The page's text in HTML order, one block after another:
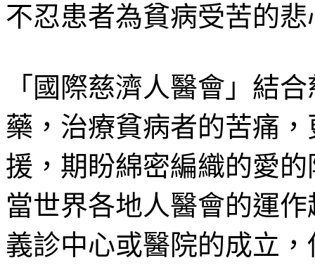
不忍患者為貧病受苦的
「國際慈濟人醫會」結
藥，治療貧病者的苦痛
援，期盼綿密編織的愛
當世界各地人醫會的運
義診中心或醫院的成立